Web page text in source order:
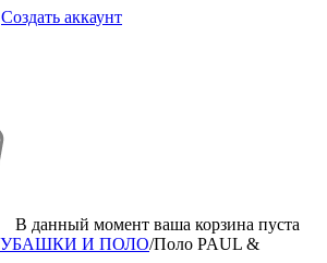
Создать аккаунт
В данный момент ваша корзина пуста
И ПОЛО/Поло PAUL &